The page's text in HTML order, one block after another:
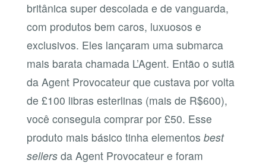
britânica super descolada e de vanguarda,
com produtos bem caros, luxuosos e
exclusivos. Eles lançaram uma submarca
mais barata chamada L’Agent. Então o sutiã
da Agent Provocateur que custava por volta
de £100 libras esterlinas (mais de R$600),
você conseguia comprar por £50. Esse
produto mais básico tinha elementos best
sellersda Agent Provocateur e foram